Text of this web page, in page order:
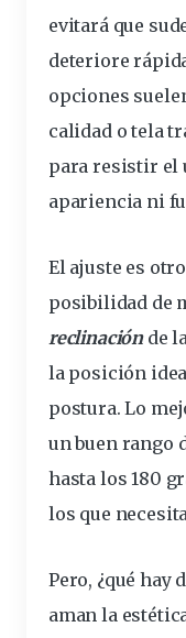
evitará que
deteriore
opciones
calidado tela
para resistir el
apariencia ni
El ajuste es otro
posibilidad de
reclinaciónde
la posición
postura. Lo
un buen rango
hasta los 180
los que
Pero, ¿qué hay
aman la